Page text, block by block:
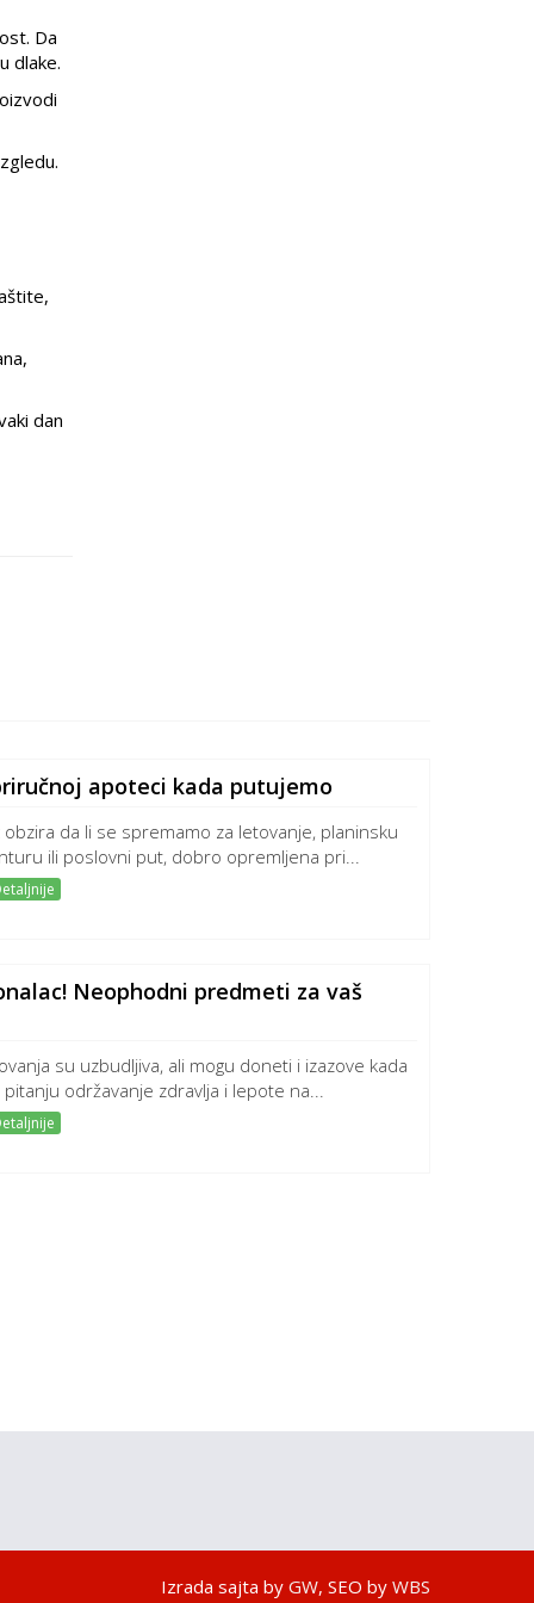
Da
dlake.
dan
apoteci kada putujemo
obzira da li se spremamo za letovanje, planinsku
ili poslovni put, dobro opremljena pri...
Neophodni predmeti za vaš
su uzbudljiva, ali mogu doneti i izazove kada
pitanju održavanje zdravlja i lepote na...
Izrada sajta by GW, SEO by WBS